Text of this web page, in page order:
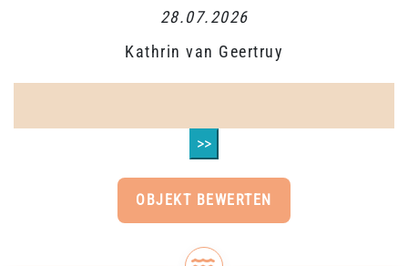
28.07.2026
Kathrin van Geertruy
>>
OBJEKT BEWERTEN